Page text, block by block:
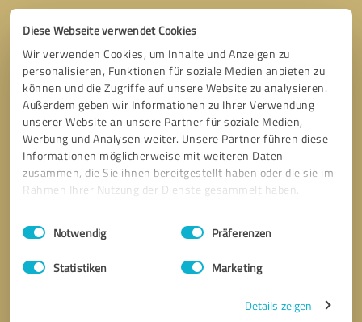
Diese Webseite verwendet Cookies
Wir verwenden Cookies, um Inhalte und Anzeigen zu
personalisieren, Funktionen für soziale Medien anbieten zu
können und die Zugriffe auf unsere Website zu analysieren.
Außerdem geben wir Informationen zu Ihrer Verwendung
unserer Website an unsere Partner für soziale Medien,
Werbung und Analysen weiter. Unsere Partner führen diese
Informationen möglicherweise mit weiteren Daten
zusammen, die Sie ihnen bereitgestellt haben oder die sie im
Rahmen Ihrer Nutzung der Dienste gesammelt haben.
Impressum Datenschutzbestimmungen
Einwilligungsauswahl
Notwendig Präferenzen
Statistiken Marketing
Details zeigen